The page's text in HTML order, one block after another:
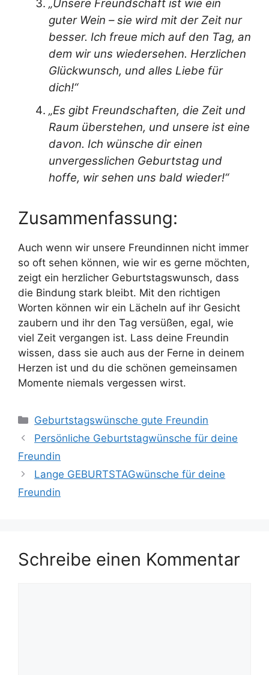
„Unsere Freundschaft ist wie ein
guter Wein – sie wird mit der Zeit nur
besser. Ich freue mich auf den Tag, an
dem wir uns wiedersehen. Herzlichen
Glückwunsch, und alles Liebe für
dich!“
„Es gibt Freundschaften, die Zeit und
Raum überstehen, und unsere ist eine
davon. Ich wünsche dir einen
unvergesslichen Geburtstag und
hoffe, wir sehen uns bald wieder!“
Zusammenfassung:
Auch wenn wir unsere Freundinnen nicht immer
so oft sehen können, wie wir es gerne möchten,
zeigt ein herzlicher Geburtstagswunsch, dass
die Bindung stark bleibt. Mit den richtigen
Worten können wir ein Lächeln auf ihr Gesicht
zaubern und ihr den Tag versüßen, egal, wie
viel Zeit vergangen ist. Lass deine Freundin
wissen, dass sie auch aus der Ferne in deinem
Herzen ist und du die schönen gemeinsamen
Momente niemals vergessen wirst.
Kategorien
Geburtstagswünsche gute Freundin
Persönliche Geburtstagwünsche für deine
Freundin
Lange GEBURTSTAGwünsche für deine
Freundin
Schreibe einen Kommentar